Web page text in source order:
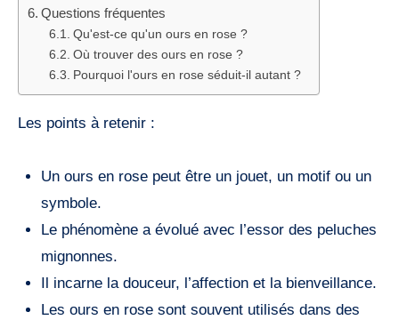
Questions fréquentes
Qu'est-ce qu'un ours en rose ?
Où trouver des ours en rose ?
Pourquoi l'ours en rose séduit-il autant ?
Les points à retenir :
Un ours en rose peut être un jouet, un motif ou un
symbole.
Le phénomène a évolué avec l’essor des peluches
mignonnes.
Il incarne la douceur, l’affection et la bienveillance.
Les ours en rose sont souvent utilisés dans des